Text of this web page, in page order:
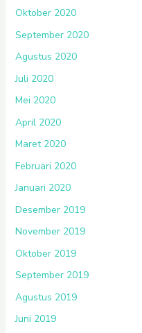
Oktober 2020
September 2020
Agustus 2020
Juli 2020
Mei 2020
April 2020
Maret 2020
Februari 2020
Januari 2020
Desember 2019
November 2019
Oktober 2019
September 2019
Agustus 2019
Juni 2019